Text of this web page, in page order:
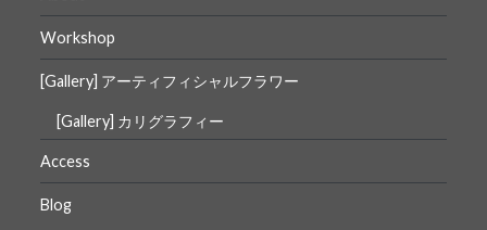
Workshop
[Gallery] アーティフィシャルフラワー
[Gallery] カリグラフィー
Access
Blog